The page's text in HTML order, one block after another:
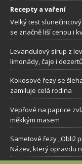
Recepty a vaření
Velký test
se značně liší cenou i
Levandulový sirup z
limonády, čaje i dezertů
Kokosové řezy se
zamiluje celá rodina
Vepřové na paprice
měkkým masem
Sametové řezy „Obliž
Název, který opravdu